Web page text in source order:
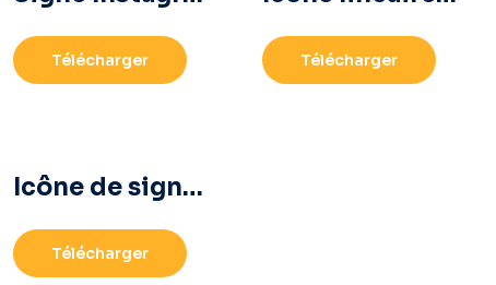
Télécharger Télécharger
Icône de signe du logo Roblox
Télécharger